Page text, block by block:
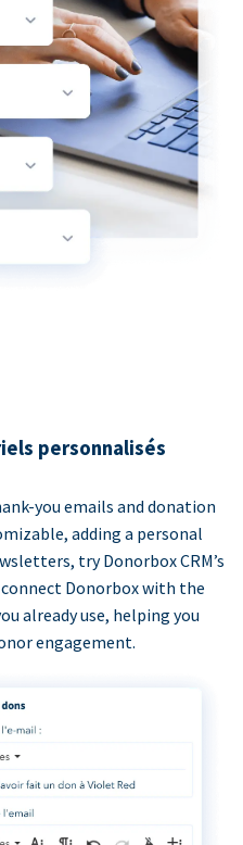
personnalisés
you emails and donation
adding a personal
try Donorbox CRM’s
Donorbox with the
already use, helping you
engagement.